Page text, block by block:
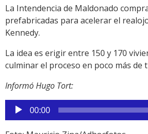
La Intendencia de Maldonado
prefabricadas para acelerar el
Kennedy.
La idea es erigir entre 150 y 170
culminar el proceso en poco más de
Informó Hugo Tort:
Reproductor
de
audio
00:00